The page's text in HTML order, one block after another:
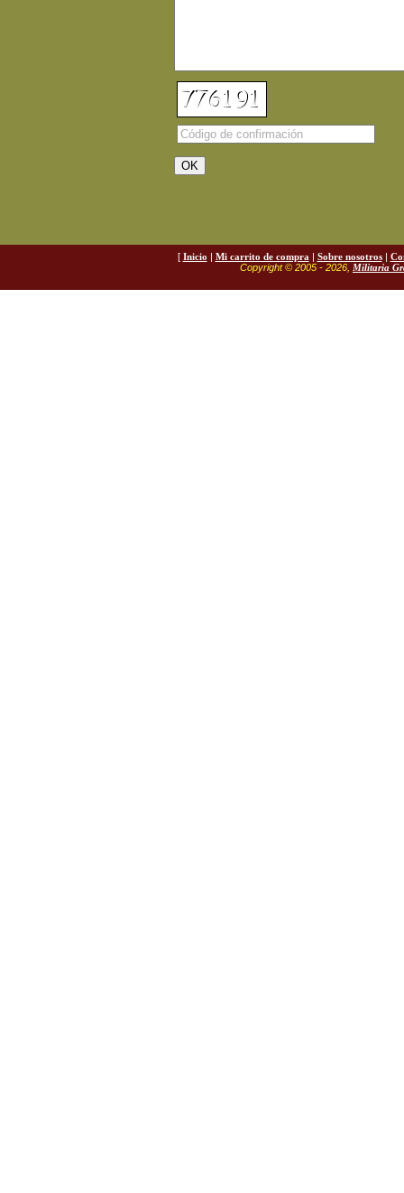
[ Inicio | Mi carrito de compra | Sobre nosotros|
Copyright © 2005 - 2026, Militaria